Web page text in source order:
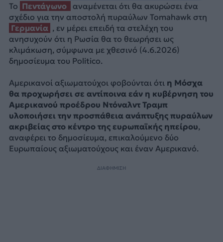
Το Πεντάγωνο
αναμένεται ότι θα ακυρώσει ένα
σχέδιο για την αποστολή πυραύλων Tomahawk στη
Γερμανία , εν μέρει επειδή τα στελέχη του
ανησυχούν ότι η Ρωσία θα το θεωρήσει ως
κλιμάκωση, σύμφωνα με χθεσινό (4.6.2026)
δημοσίευμα του Politico.
Αμερικανοί αξιωματούχοι φοβούνται ότι η Μόσχα
θα προχωρήσει σε αντίποινα εάν η κυβέρνηση του
Αμερικανού προέδρου Ντόναλντ Τραμπ
υλοποιήσει την προσπάθεια ανάπτυξης πυραύλων
ακριβείας στο κέντρο της ευρωπαϊκής ηπείρου,
αναφέρει το δημοσίευμα, επικαλούμενο δύο
Ευρωπαίους αξιωματούχους και έναν Αμερικανό.
ΔΙΑΦΗΜΙΣΗ